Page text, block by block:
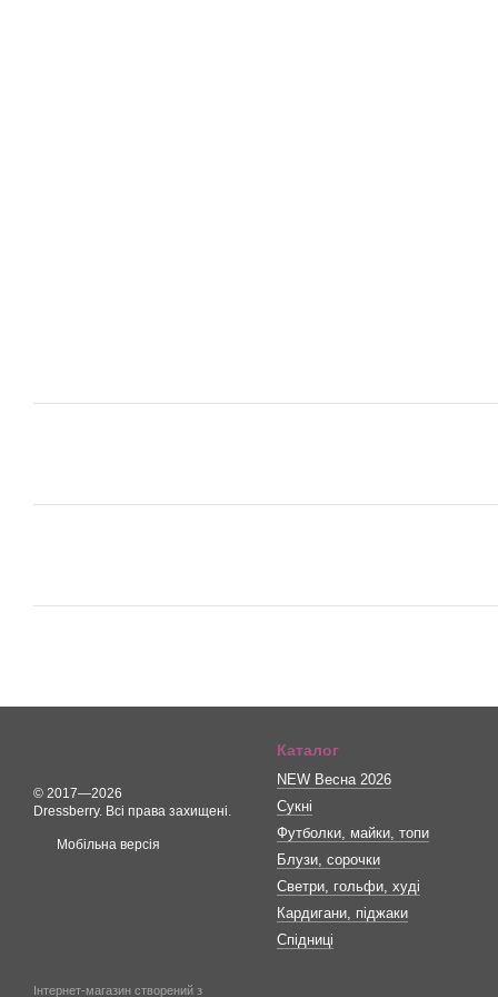
© 2017—2026
Dressberry. Всі права захищені.
Мобільна версія
Інтернет-магазин створений з
Каталог
NEW Весна 2026
Сукні
Футболки, майки, топи
Блузи, сорочки
Светри, гольфи, худі
Кардигани, піджаки
Спідниці